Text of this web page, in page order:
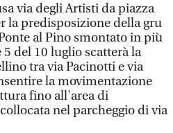
via degli Artisti da piazza
la predisposizione della gru
al Pino smontato in più
del 10 luglio scatterà la
tra via Pacinotti e via
la movimentazione
fino all'area di
nel parcheggio di via